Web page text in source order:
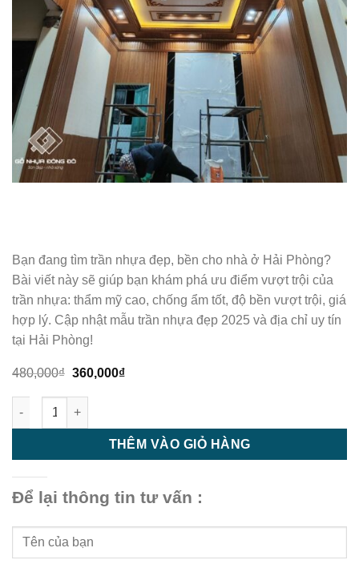
Bạn đang tìm trần nhựa đẹp, bền cho nhà ở Hải Phòng?
Bài viết này sẽ giúp bạn khám phá ưu điểm vượt trội của
trần nhựa: thẩm mỹ cao, chống ẩm tốt, độ bền vượt trội, giá
hợp lý. Cập nhật mẫu trần nhựa đẹp 2025 và địa chỉ uy tín
tại Hải Phòng!
480,000₫ Giá
là:
480,000₫.
360,000₫Giá
Trần nhựa - trần nhựa giật cấp - M83 số lượng
THÊM VÀO GIỎ HÀNG
Để lại thông tin tư vấn :